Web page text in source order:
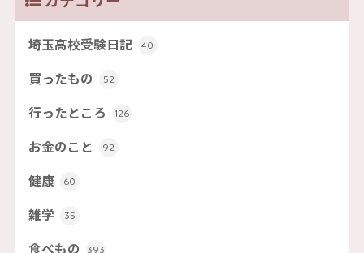
埼玉高校受験日記 40
買ったもの 52
行ったところ 126
お金のこと 92
健康 60
雑学 35
食べもの 393